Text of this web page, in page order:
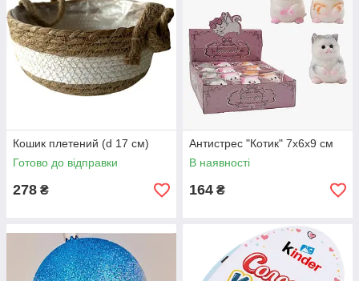
Кошик плетений (d 17 см)
Готово до відправки
278 ₴
Антистрес "Котик" 7х6х9 см
В наявності
164 ₴